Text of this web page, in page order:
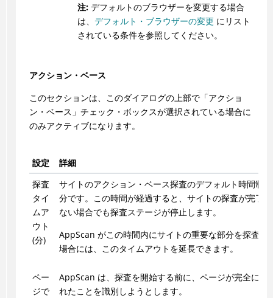
注:デフォルトのブラウザーを変更する場合
は、 デフォルト・ブラウザーの変更 にリスト
されている条件を参照してください。
アクション・ベース
このセクションは、このダイアログの上部で「アクショ
ン・ベース」チェック・ボックスが選択されている場合に
のみアクティブになります。
設定
詳細
探査
タイ
ムア
ウト
(分)
サイトのアクション・ベース探査のデフォルト時間制
分です。この時間が経過すると、サイトの探査が完了
ない場合でも探査ステージが停止します。
AppScan がこの時間内にサイトの重要な部分を探査で
場合には、このタイムアウトを延長できます。
ペー
ジで
AppScan は、探査を開始する前に、ページが完全に読
れたことを識別しようとします。